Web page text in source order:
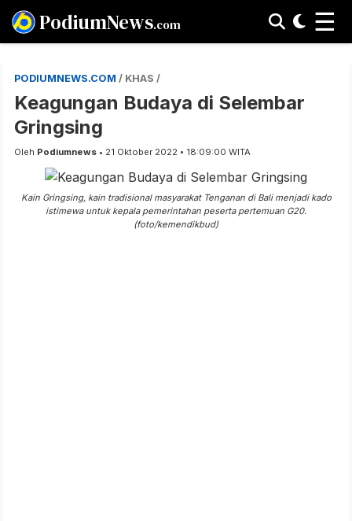
PodiumNews.com ☰
PODIUMNEWS.COM / KHAS /
Keagungan Budaya di Selembar
Gringsing
Oleh Podiumnews • 21 Oktober 2022 • 18:09:00 WITA
Kain Gringsing, kain tradisional masyarakat Tenganan di Bali menjadi kado
istimewa untuk kepala pemerintahan peserta pertemuan G20.
(foto/kemendikbud)